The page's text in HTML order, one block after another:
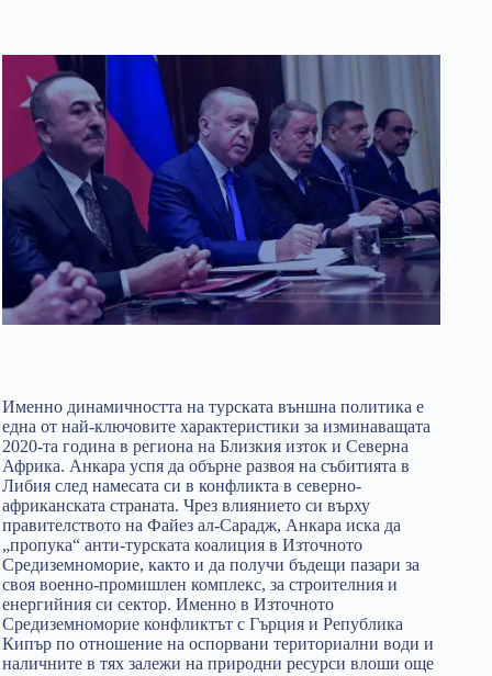
Именно динамичността на турската външна политика е
една от най-ключовите характеристики за изминаващата
2020-та година в региона на Близкия изток и Северна
Африка. Анкара успя да обърне развоя на събитията в
Либия след намесата си в конфликта в северно-
африканската страната. Чрез влиянието си върху
правителството на Файез ал-Сарадж, Анкара иска да
„пропука“ анти-турската коалиция в Източното
Средиземноморие, както и да получи бъдещи пазари за
своя военно-промишлен комплекс, за строителния и
енергийния си сектор. Именно в Източното
Средиземноморие конфликтът с Гърция и Република
Кипър по отношение на оспорвани териториални води и
наличните в тях залежи на природни ресурси влоши още